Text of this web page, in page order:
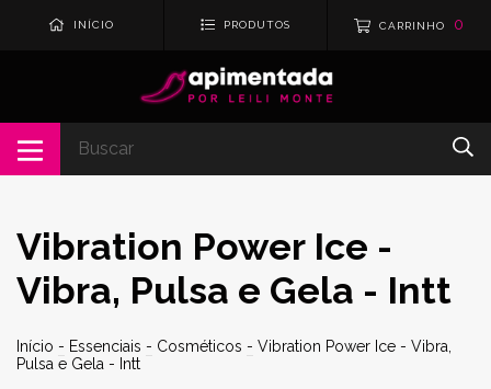
INÍCIO PRODUTOS CARRINHO 0
Vibration Power Ice -
Vibra, Pulsa e Gela - Intt
Início - Essenciais - Cosméticos - Vibration Power Ice - Vibra,
Pulsa e Gela - Intt